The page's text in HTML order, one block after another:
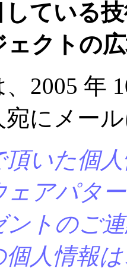
している
ェクトの
2005 年
宛にメー
いた個
ェアパタ
ントのご
人情報は